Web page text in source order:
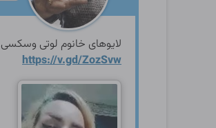
لایوهای خانوم لوتی وسکسی
https://v.gd/ZozSvw